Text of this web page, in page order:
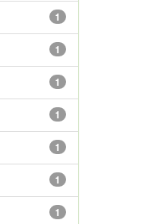
1
1
1
1
1
1
1